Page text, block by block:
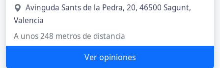
Avinguda Sants de la Pedra, 20, 46500 Sagunt,
Valencia
A unos 248 metros de distancia
Ver opiniones